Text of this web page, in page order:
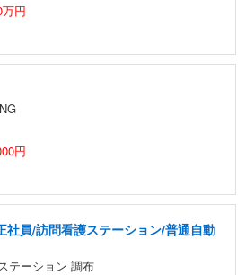
円
円
社員/訪問看護ステーション/普通自動
テーション 調布